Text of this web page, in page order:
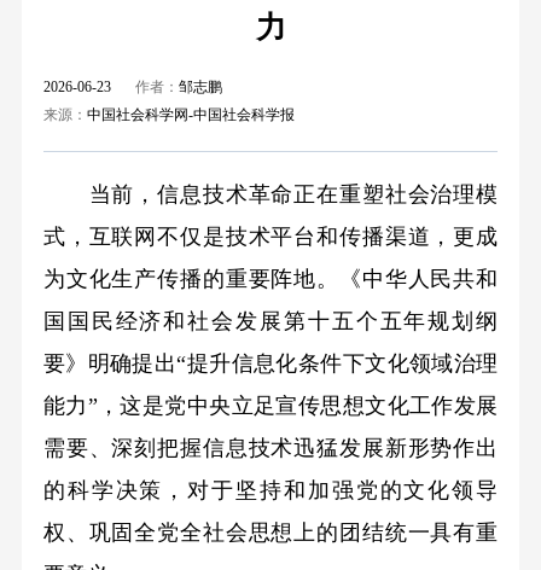
力
2026-06-23 作者： 邹志鹏
来源： 中国社会科学网-中国社会科学报
当前，信息技术革命正在重塑社会治理模
式，互联网不仅是技术平台和传播渠道，更成
为文化生产传播的重要阵地。《中华人民共和
国国民经济和社会发展第十五个五年规划纲
要》明确提出“提升信息化条件下文化领域治理
能力”，这是党中央立足宣传思想文化工作发展
需要、深刻把握信息技术迅猛发展新形势作出
的科学决策，对于坚持和加强党的文化领导
权、巩固全党全社会思想上的团结统一具有重